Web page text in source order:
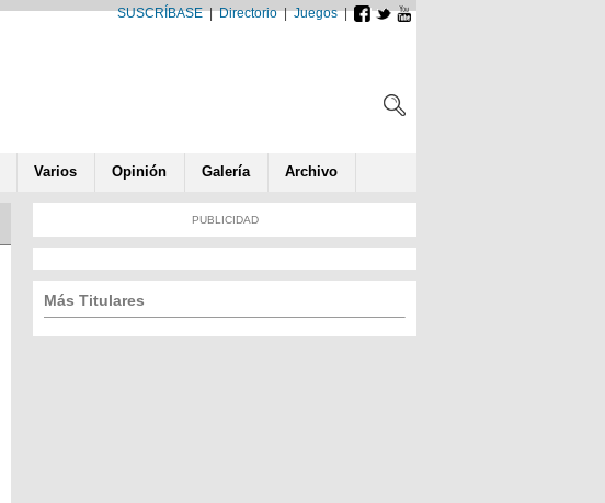
SUSCRÍBASE|Directorio|Juegos|
Varios Opinión Galería Archivo
PUBLICIDAD
Más Titulares